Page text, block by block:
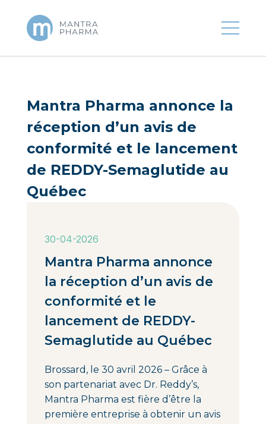
Mantra Pharma annonce la
réception d’un avis de
conformité et le lancement
de REDDY-Semaglutide au
Québec
30-04-2026
Mantra Pharma annonce
la réception d’un avis de
conformité et le
lancement de REDDY-
Semaglutide au Québec
Brossard, le 30 avril 2026 – Grâce à
son partenariat avec Dr. Reddy’s,
Mantra Pharma est fière d’être la
première entreprise à obtenir un avis